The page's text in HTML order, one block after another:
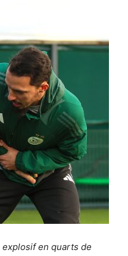
explosif en quarts de